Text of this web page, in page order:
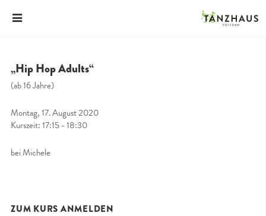
„Hip Hop Adults“
(ab 16 Jahre)
Montag, 17. August 2020
Kurszeit: 17:15 - 18:30
bei Michele
ZUM KURS ANMELDEN